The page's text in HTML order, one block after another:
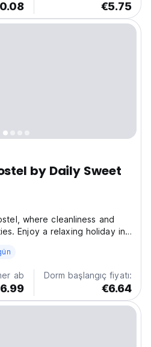
€5.75
by Daily Sweet
where cleanliness and
Enjoy a relaxing holiday in
lights, and secure
an en-suite...
ab Dorm başlangıç fiyatı:
€6.64